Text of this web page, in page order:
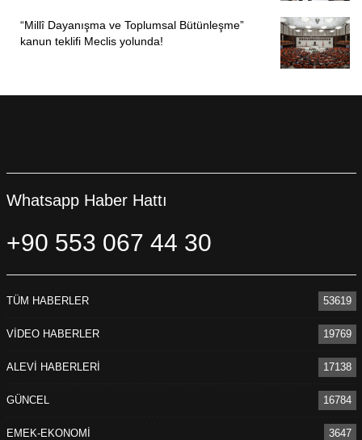
“Millî Dayanışma ve Toplumsal Bütünleşme”
kanun teklifi Meclis yolunda!
Whatsapp Haber Hattı
+90 553 067 44 30
TÜM HABERLER 53619
VİDEO HABERLER 19769
ALEVİ HABERLERİ 17138
GÜNCEL 16784
EMEK-EKONOMİ 3647